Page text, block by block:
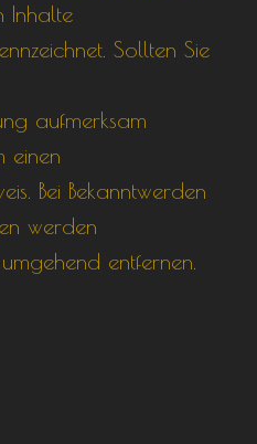
Inhalte
Sollten Sie
aufmerksam
einen
Bei Bekanntwerden
werden
entfernen.